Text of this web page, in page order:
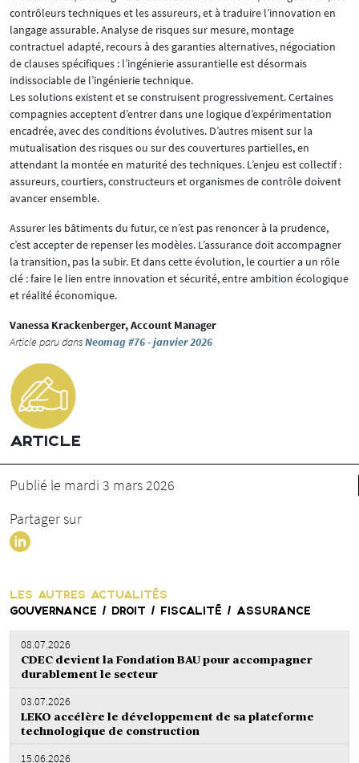
contrôleurs techniques et les assureurs, et à traduire l’innovation en
langage assurable. Analyse de risques sur mesure, montage
contractuel adapté, recours à des garanties alternatives, négociation
de clauses spécifiques : l’ingénierie assurantielle est désormais
indissociable de l’ingénierie technique.
Les solutions existent et se construisent progressivement. Certaines
compagnies acceptent d’entrer dans une logique d’expérimentation
encadrée, avec des conditions évolutives. D’autres misent sur la
mutualisation des risques ou sur des couvertures partielles, en
attendant la montée en maturité des techniques. L’enjeu est collectif :
assureurs, courtiers, constructeurs et organismes de contrôle doivent
avancer ensemble.
Assurer les bâtiments du futur, ce n’est pas renoncer à la prudence,
c’est accepter de repenser les modèles. L’assurance doit accompagner
la transition, pas la subir. Et dans cette évolution, le courtier a un rôle
clé : faire le lien entre innovation et sécurité, entre ambition écologique
et réalité économique.
Vanessa Krackenberger, Account Manager
Article paru dansNeomag #76 - janvier 2026
ARTICLE
Publié le mardi 3 mars 2026
Partager sur
LES AUTRES ACTUALITÉS
GOUVERNANCE / DROIT / FISCALITÉ / ASSURANCE
08.07.2026
CDEC devient la Fondation BAU pour accompagner
durablement le secteur
03.07.2026
LEKO accélère le développement de sa plateforme
technologique de construction
15.06.2026